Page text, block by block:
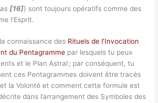
[16]) sont toujours opératifs comme des
l’Esprit.
connaissance des Rituels de l’Invocation
du Pentagramme par lesquels tu peux
et le Plan Astral ; par conséquent, tu
ces Pentagrammes doivent être tracés
la Volonté et comment cette formule est
dans l’arrangement des Symboles des